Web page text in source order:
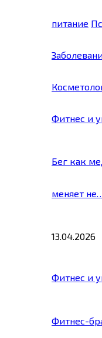
питание
Фитнес и
Бег как
меняет
13.04.2026
Фитнес и
Фитнес-